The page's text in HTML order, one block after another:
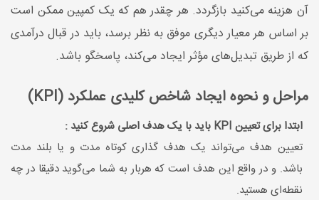
آن هزینه می‌کنید بازگردد. هر چقدر هم که یک کمپین ممکن است
بر اساس هر معیار دیگری موفق به نظر برسد، باید در قبال درآمدی
که از طریق تبدیل‌های مؤثر ایجاد می‌کند، پاسخگو باشد.
مراحل و نحوه ایجاد شاخص کلیدی عملکرد (KPI)
ابتدا برای تعیین KPI باید با یک هدف اصلی شروع ‌کنید :
تعیین هدف می‌تواند یک هدف گذاری کوتاه مدت و یا بلند مدت
باشد. و در واقع این هدف است که هربار به شما می‌گوید دقیقا در چه
نقطه‌ای هستید.